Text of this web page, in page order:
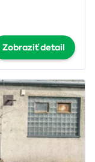
Zobraziť detail